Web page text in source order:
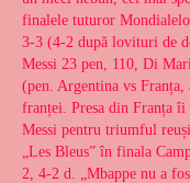
finalele tuturor
3-3 (4-2 după lovituri de
Messi 23 pen, 110, Di
(pen. Argentina vs
franței. Presa din Franța
Messi pentru triumful
„Les Bleus” în finala
2, 4-2 d. „Mbappe nu a